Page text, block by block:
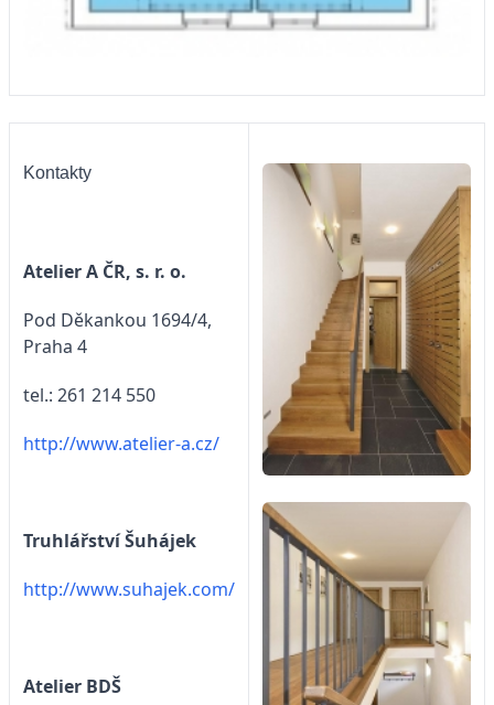
Kontakty
Atelier A ČR, s. r. o.
Pod Děkankou 1694/4,
Praha 4
tel.: 261 214 550
http://www.atelier-a.cz/
Truhlářství Šuhájek
http://www.suhajek.com/
Atelier BDŠ